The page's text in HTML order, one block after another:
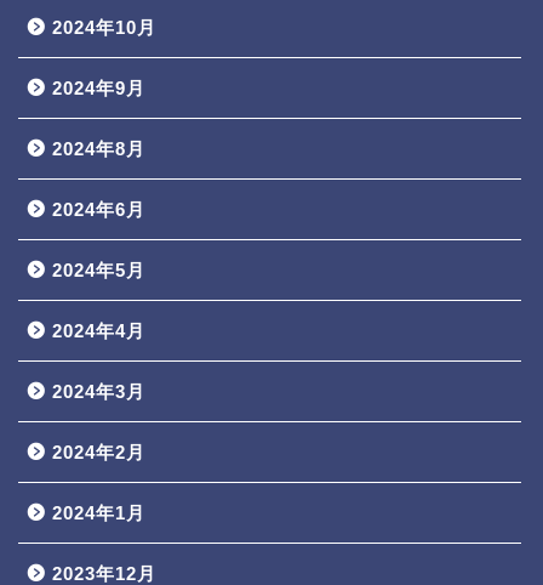
2024年10月
2024年9月
2024年8月
2024年6月
2024年5月
2024年4月
2024年3月
2024年2月
2024年1月
2023年12月